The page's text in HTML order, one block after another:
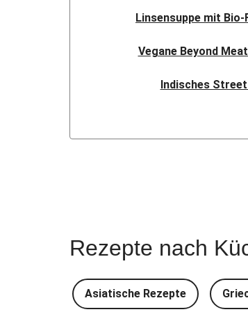
Linsensuppe mit
Vegane Beyond
Indisches
Doppelte
Camembert En
Chana Masala mit
Rezepte nach
Asiatische Rezepte